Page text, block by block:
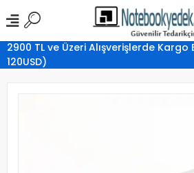
2900 TL ve Üzeri Alışverişlerde
120USD)